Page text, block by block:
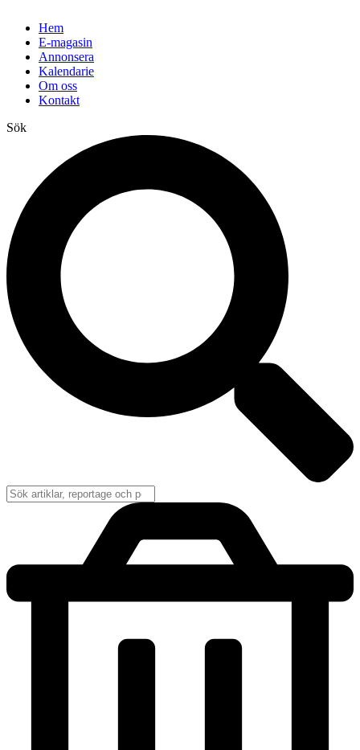
Hem
E-magasin
Annonsera
Kalendarie
Om oss
Kontakt
Sök